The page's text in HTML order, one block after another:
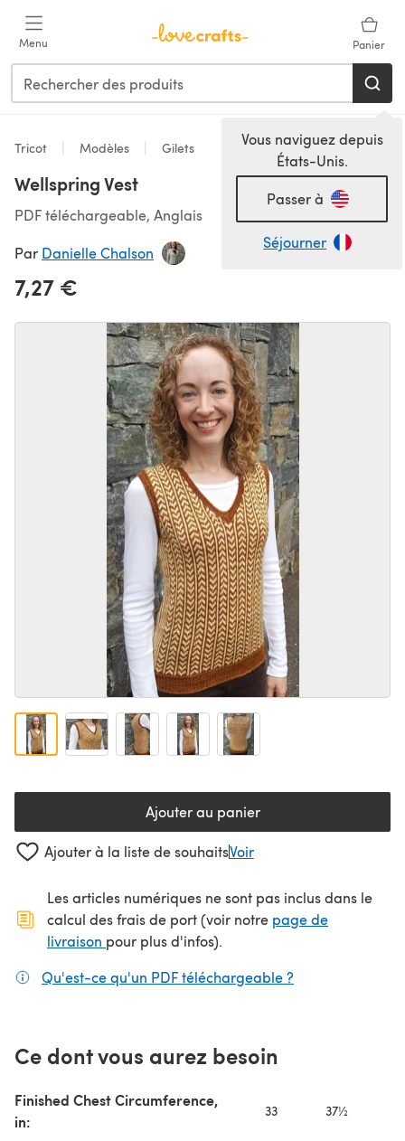
Menu Panier
Vous naviguez depuis
États-Unis.
Passer à
Séjourner
Tricot Modèles Gilets
Wellspring Vest
PDF téléchargeable, Anglais
Par Danielle Chalson
7,27 €
Ajouter au panier
Ajouter à la liste de souhaitsVoir
Les articles numériques ne sont pas inclus dans le
calcul des frais de port (voir notre page de
livraison (s'ouvre dans un nouvel onglet)
pour plus d'infos).
Qu'est-ce qu'un PDF téléchargeable ?
Ce dont vous aurez besoin
Finished Chest Circumference,
in:
33 37½